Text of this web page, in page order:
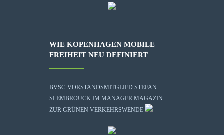
WIE KOPENHAGEN MOBILE
FREIHEIT NEU DEFINIERT
BVSC-VORSTANDSMITGLIED STEFAN
SLEMBROUCK IM MANAGER MAGAZIN
ZUR GRÜNEN VERKEHRSWENDE